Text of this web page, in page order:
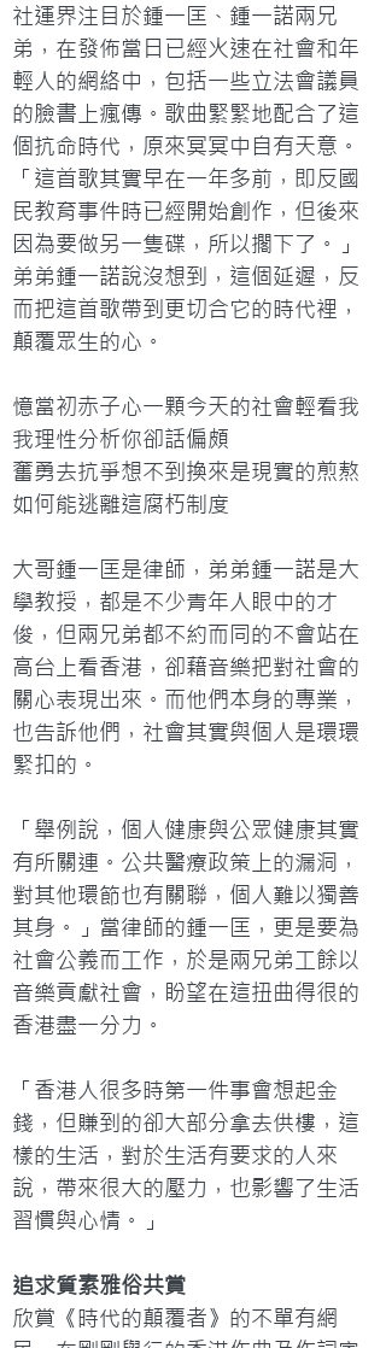
社運界注目於鍾一匡、鍾一諾兩兄
弟，在發佈當日已經火速在社會和年
輕人的網絡中，包括一些立法會議員
的臉書上瘋傳。歌曲緊緊地配合了這
個抗命時代，原來冥冥中自有天意。
「這首歌其實早在一年多前，即反國
民教育事件時已經開始創作，但後來
因為要做另一隻碟，所以擱下了。」
弟弟鍾一諾說沒想到，這個延遲，反
而把這首歌帶到更切合它的時代裡，
顛覆眾生的心。
憶當初赤子心一顆今天的社會輕看我
我理性分析你卻話偏頗
奮勇去抗爭想不到換來是現實的煎熬
如何能逃離這腐朽制度
大哥鍾一匡是律師，弟弟鍾一諾是大
學教授，都是不少青年人眼中的才
俊，但兩兄弟都不約而同的不會站在
高台上看香港，卻藉音樂把對社會的
關心表現出來。而他們本身的專業，
也告訴他們，社會其實與個人是環環
緊扣的。
「舉例說，個人健康與公眾健康其實
有所關連。公共醫療政策上的漏洞，
對其他環節也有關聯，個人難以獨善
其身。」當律師的鍾一匡，更是要為
社會公義而工作，於是兩兄弟工餘以
音樂貢獻社會，盼望在這扭曲得很的
香港盡一分力。
「香港人很多時第一件事會想起金
錢，但賺到的卻大部分拿去供樓，這
樣的生活，對於生活有要求的人來
說，帶來很大的壓力，也影響了生活
習慣與心情。」
追求質素雅俗共賞
欣賞《時代的顛覆者》的不單有網